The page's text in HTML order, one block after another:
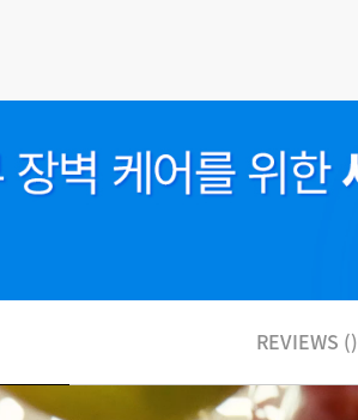
REVIEWS ()